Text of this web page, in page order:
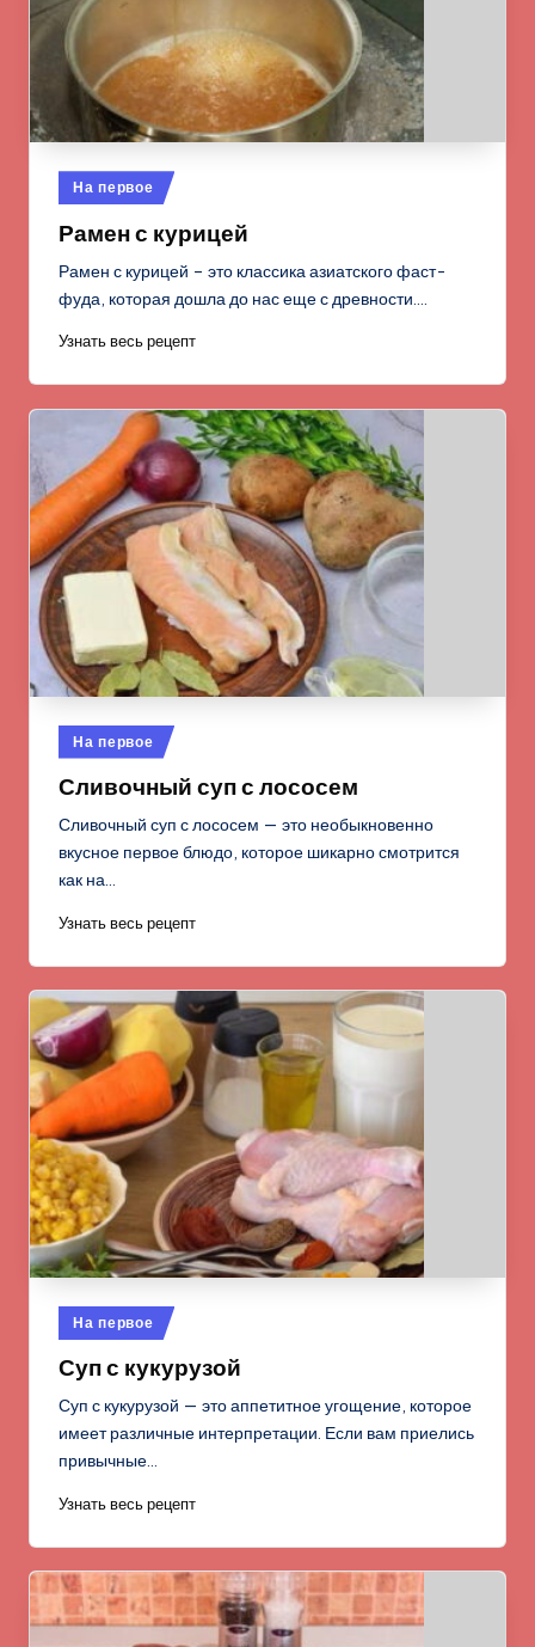
Опубликовано
в
На первое
Рамен с курицей
Рамен с курицей – это классика азиатского фаст-
фуда, которая дошла до нас еще с древности.…
Узнать весь рецепт
Опубликовано
в
На первое
Сливочный суп с лососем
Сливочный суп с лососем — это необыкновенно
вкусное первое блюдо, которое шикарно смотрится
как на…
Узнать весь рецепт
Опубликовано
в
На первое
Суп с кукурузой
Суп с кукурузой — это аппетитное угощение, которое
имеет различные интерпретации. Если вам приелись
привычные…
Узнать весь рецепт